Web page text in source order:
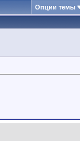
Опции темы